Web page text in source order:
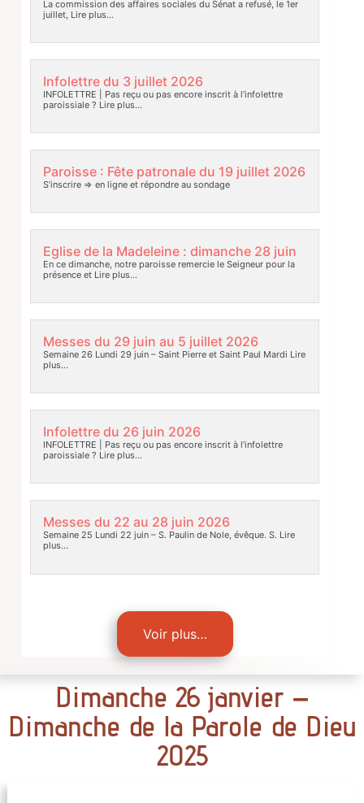
La commission des affaires sociales du Sénat a refusé, le 1er
juillet, Lire plus…
Infolettre du 3 juillet 2026
INFOLETTRE | Pas reçu ou pas encore inscrit à l’infolettre
paroissiale ? Lire plus…
Paroisse : Fête patronale du 19 juillet 2026
S’inscrire => en ligne et répondre au sondage
Eglise de la Madeleine : dimanche 28 juin
En ce dimanche, notre paroisse remercie le Seigneur pour la
présence etLire plus…
Messes du 29 juin au 5 juillet 2026
Semaine 26 Lundi 29 juin – Saint Pierre et Saint Paul Mardi Lire
plus…
Infolettre du 26 juin 2026
INFOLETTRE | Pas reçu ou pas encore inscrit à l’infolettre
paroissiale ? Lire plus…
Messes du 22 au 28 juin 2026
Semaine 25 Lundi 22 juin – S. Paulin de Nole, évêque. S. Lire
plus…
Voir plus…
Dimanche 26 janvier –
Dimanche de la Parole de Dieu
2025